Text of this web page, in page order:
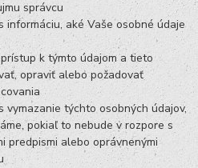
správcu
informáciu, aké Vaše osobné údaje
k týmto údajom a tieto
opraviť alebo požadovať
vymazanie týchto osobných údajov,
pokiaľ to nebude v rozpore s
predpismi alebo oprávnenými